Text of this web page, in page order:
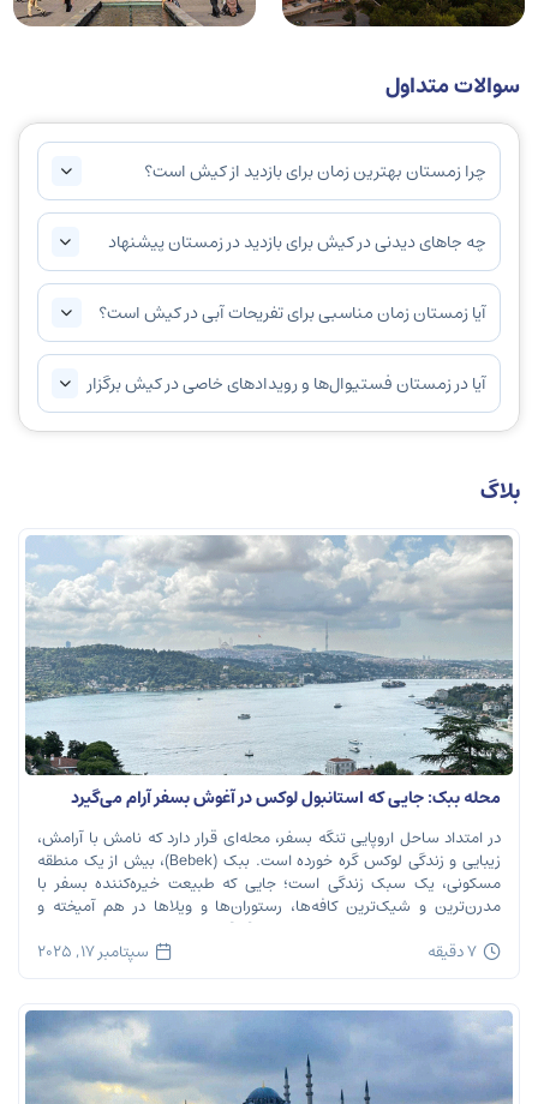
سوالات متداول
چرا زمستان بهترین زمان برای بازدید از کیش است؟
چه جاهای دیدنی در کیش برای بازدید در زمستان پیشنهاد
می‌شود؟
آیا زمستان زمان مناسبی برای تفریحات آبی در کیش است؟
آیا در زمستان فستیوال‌ها و رویدادهای خاصی در کیش برگزار
می‌شود؟
بلاگ
محله ببک: جایی که استانبول لوکس در آغوش بسفر آرام می‌گیرد
در امتداد ساحل اروپایی تنگه بسفر، محله‌ای قرار دارد که نامش با آرامش،
زیبایی و زندگی لوکس گره خورده است. ببک (Bebek)، بیش از یک منطقه
مسکونی، یک سبک زندگی است؛ جایی که طبیعت خیره‌کننده بسفر با
مدرن‌ترین و شیک‌ترین کافه‌ها، رستوران‌ها و ویلاها در هم آمیخته و
تصویری بی‌نظیر از استانبول معاصر را به […]
7 دقیقه سپتامبر 17, 2025